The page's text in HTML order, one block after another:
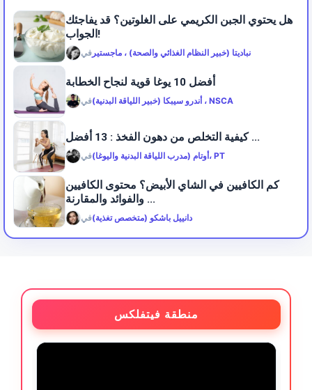
هل يحتوي الجبن الكريمي على الغلوتين؟ قد يفاجئك
الجواب!
في نباديتا (خبير النظام الغذائي والصحة) ، ماجستير
أفضل 10 يوغا قوية لنجاح الخطابة
في أندرو سيبكا (خبير اللياقة البدنية) ، NSCA
كيفية التخلص من دهون الفخذ : 13 أفضل ...
في أوتام (مدرب اللياقة البدنية واليوغا)، PT
كم الكافيين في الشاي الأبيض؟ محتوى الكافيين
والفوائد والمقارنة ...
فيدانييل باشكو (متخصص تغذية)
منطقة فيتفلكس